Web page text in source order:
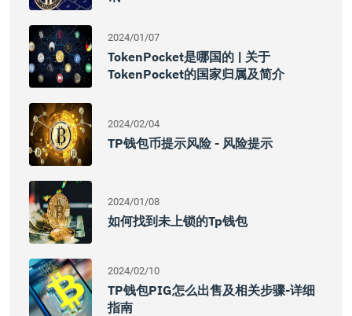
2024/01/07
TokenPocket是哪国的 | 关于
TokenPocket的国家归属及简介
2024/02/04
TP钱包币提示风险 - 风险提示
2024/01/08
如何找到未上锁的tp钱包
2024/02/10
TP钱包PIG怎么出售及相关步骤-详细
指南